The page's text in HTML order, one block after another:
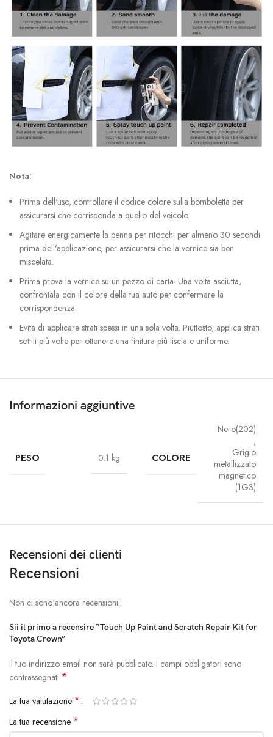
Nota:
Prima dell'uso, controllare il codice colore sulla bomboletta per
assicurarsi che corrisponda a quello del veicolo.
Agitare energicamente la penna per ritocchi per almeno 30 secondi
prima dell'applicazione, per assicurarsi che la vernice sia ben
miscelata.
Prima prova la vernice su un pezzo di carta. Una volta asciutta,
confrontala con il colore della tua auto per confermare la
corrispondenza.
Evita di applicare strati spessi in una sola volta. Piuttosto, applica strati
sottili più volte per ottenere una finitura più liscia e uniforme.
Informazioni aggiuntive
PESO 0.1 kg COLORE
Nero(202)
,
Grigio
metallizzato
magnetico
(1G3)
Recensioni dei clienti
Recensioni
Non ci sono ancora recensioni.
Sii il primo a recensire “Touch Up Paint and Scratch Repair Kit for
Toyota Crown”
Il tuo indirizzo email non sarà pubblicato. I campi obbligatori sono
contrassegnati *
La tua valutazione *
La tua recensione *